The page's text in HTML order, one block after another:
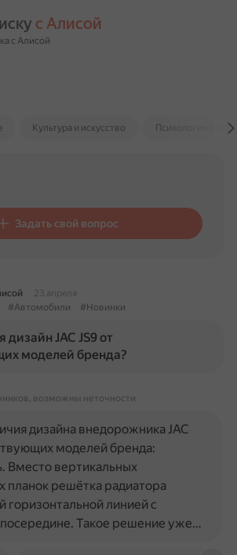
с Алисой
с Алисой
Культура и искусство Психология и
Задать свой вопрос
23 апреля
#Автомобили #Новинки
дизайн JAC JS9 от
моделей бренда?
возможны неточности
дизайна внедорожника JAC
моделей бренда:
Вместо вертикальных
планок решётка радиатора
горизонтальной линией с
Такое решение уже…